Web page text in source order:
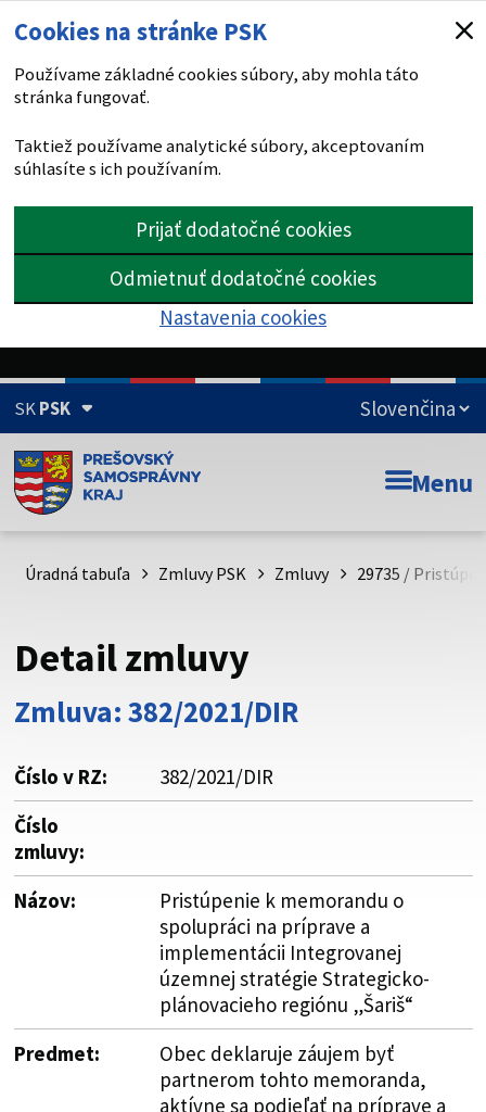
Cookies na stránke PSK
Používame základné cookies súbory, aby mohla táto
stránka fungovať.
Taktiež používame analytické súbory, akceptovaním
súhlasíte s ich používaním.
Prijať dodatočné cookies
Odmietnuť dodatočné cookies
Nastavenia cookies
SKPSK
Doména psk.sk je oficiálna
Toto je oficiálna webová stránka Prešovského
psk.sk.
Buďte pozorní a vždy sa uistite, že zdieľate informácie iba
cez zabezpečenú webovú stránku. Zabezpečená stránka
vždy začína https:// pred názvom domény webového sídla.
Menu
Úradná tabuľa Zmluvy PSK Zmluvy 29735 /
Detail zmluvy
Zmluva: 382/2021/DIR
Číslo v RZ:
382/2021/DIR
Číslo
zmluvy:
Názov:
Pristúpenie k memorandu o
spolupráci na príprave a
implementácii Integrovanej
územnej stratégie Strategicko-
plánovacieho regiónu „Šariš“
Predmet:
Obec deklaruje záujem byť
partnerom tohto memoranda,
aktívne sa podieľať na príprave a